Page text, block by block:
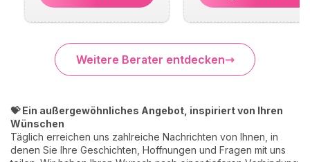
Weitere Berater entdecken
💝 Ein außergewöhnliches Angebot, inspiriert von Ihren
Wünschen
Täglich erreichen uns zahlreiche Nachrichten von Ihnen, in
denen Sie Ihre Geschichten, Hoffnungen und Fragen mit uns